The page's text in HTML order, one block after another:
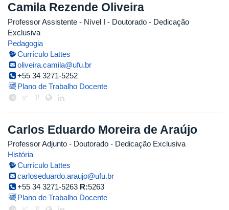
Camila Rezende Oliveira
Professor Assistente - Nível I - Doutorado - Dedicação
Exclusiva
Pedagogia
Currículo Lattes
oliveira.camila@ufu.br
+55 34 3271-5252
Plano de Trabalho Docente
Carlos Eduardo Moreira de Araújo
Professor Adjunto - Doutorado - Dedicação Exclusiva
História
Currículo Lattes
carloseduardo.araujo@ufu.br
+55 34 3271-5263 R:5263
Plano de Trabalho Docente